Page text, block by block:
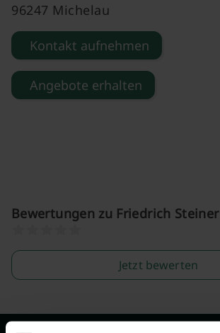
96247 Michelau
Kontakt aufnehmen
Angebote erhalten
Bewertungen zu Friedrich Steiner
Jetzt bewerten